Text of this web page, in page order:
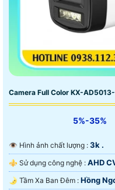
Camera Full Color KX-
5%-35%
👁 Hình ảnh chất lượng : 3k .
⚜️ Sử dụng công nghệ : AHD
🌛 Tầm Xa Ban Đêm : Hồng